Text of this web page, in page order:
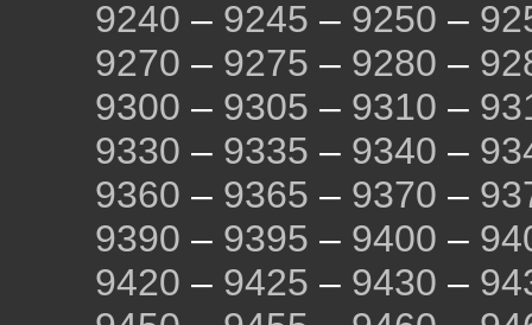
9240 – 9245 – 9250 –
9270 – 9275 – 9280 –
9300 – 9305 – 9310 –
9330 – 9335 – 9340 –
9360 – 9365 – 9370 –
9390 – 9395 – 9400 –
9420 – 9425 – 9430 –